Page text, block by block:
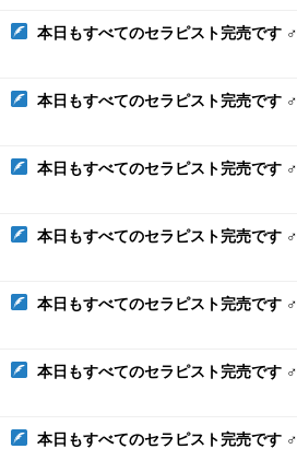
本日もすべてのセラピスト完売です ♂ たくさんの
本日もすべてのセラピスト完売です ♂ たくさんの
本日もすべてのセラピスト完売です ♂ たくさんの
本日もすべてのセラピスト完売です ♂ たくさんの
本日もすべてのセラピスト完売です ♂ たくさんの
本日もすべてのセラピスト完売です ♂ たくさんの
本日もすべてのセラピスト完売です ♂ たくさんの